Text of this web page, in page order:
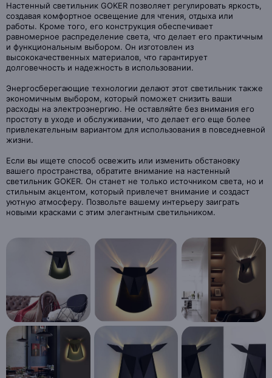
Настенный светильник GOKER позволяет регулировать яркость,
создавая комфортное освещение для чтения, отдыха или
работы. Кроме того, его конструкция обеспечивает
равномерное распределение света, что делает его практичным
и функциональным выбором. Он изготовлен из
высококачественных материалов, что гарантирует
долговечность и надежность в использовании.
Энергосберегающие технологии делают этот светильник также
экономичным выбором, который поможет снизить ваши
расходы на электроэнергию. Не оставляйте без внимания его
простоту в уходе и обслуживании, что делает его еще более
привлекательным вариантом для использования в повседневной
жизни.
Если вы ищете способ освежить или изменить обстановку
вашего пространства, обратите внимание на настенный
светильник GOKER. Он станет не только источником света, но и
стильным акцентом, который привлечет внимание и создаст
уютную атмосферу. Позвольте вашему интерьеру заиграть
новыми красками с этим элегантным светильником.